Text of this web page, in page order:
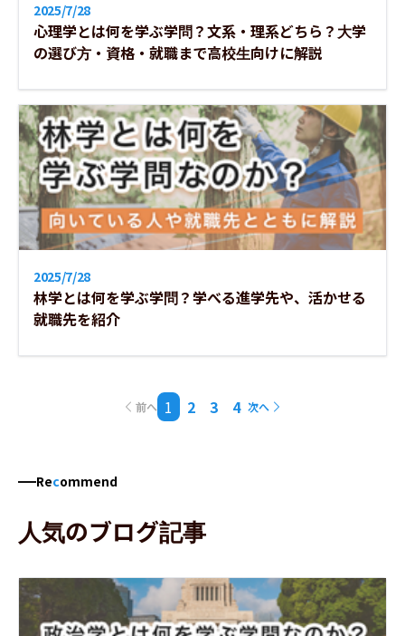
2025/7/28
心理学とは何を学ぶ学問？文系・理系どちら？大学
の選び方・資格・就職まで高校生向けに解説
2025/7/28
林学とは何を学ぶ学問？学べる進学先や、活かせる
就職先を紹介
前へ 1 2 3 4 次へ
Recommend
人気のブログ記事